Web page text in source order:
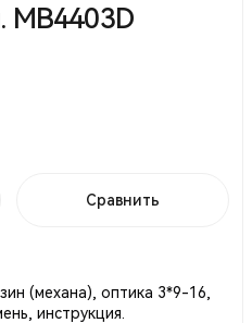
MB4403D
Сравнить
(механа), оптика 3*9-16,
инструкция.